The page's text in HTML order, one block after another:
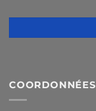
COORDONNÉES